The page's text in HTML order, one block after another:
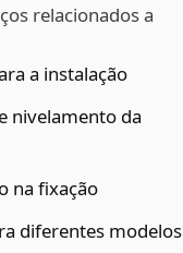
relacionados a
a instalação
nivelamento da
na fixação
diferentes modelos